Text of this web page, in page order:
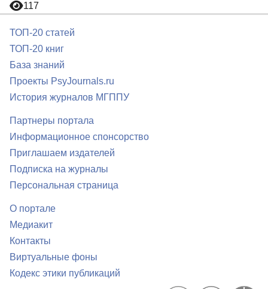
117
ТОП-20 статей
ТОП-20 книг
База знаний
Проекты PsyJournals.ru
История журналов МГППУ
Партнеры портала
Информационное спонсорство
Приглашаем издателей
Подписка на журналы
Персональная страница
О портале
Медиакит
Контакты
Виртуальные фоны
Кодекс этики публикаций